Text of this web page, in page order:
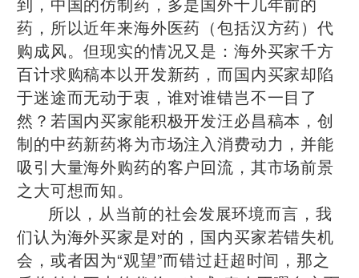
药，所以近年来海外医药（包括汉方药）代
购成风。但现实的情况又是：海外买家千方
百计求购稿本以开发新药，而国内买家却陷
于迷途而无动于衷，谁对谁错岂不一目了
然？若国内买家能积极开发汪必昌稿本，创
制的中药新药将为市场注入消费动力，并能
吸引大量海外购药的客户回流，其市场前景
之大可想而知。
所以，从当前的社会发展环境而言，我
们认为海外买家是对的，国内买家若错失机
会，或者因为“观望”而错过赶超时间，那之